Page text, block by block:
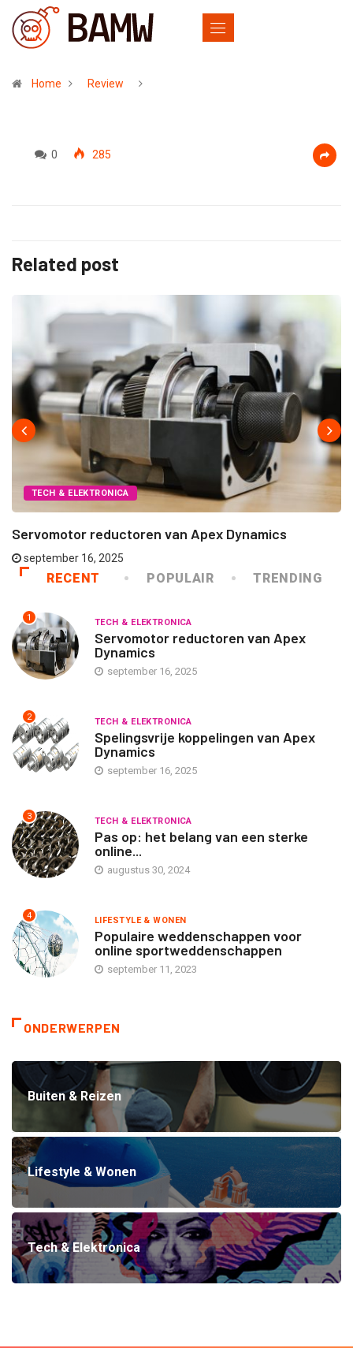
Home Review
0 285
Related post
TECH & ELEKTRONICA
Servomotor reductoren van Apex Dynamics
september 16, 2025
RECENT POPULAIR TRENDING
1 TECH & ELEKTRONICA
Servomotor reductoren van Apex
Dynamics
september 16, 2025
2 TECH & ELEKTRONICA
Spelingsvrije koppelingen van Apex
Dynamics
september 16, 2025
3 TECH & ELEKTRONICA
Pas op: het belang van een sterke
online...
augustus 30, 2024
4 LIFESTYLE & WONEN
Populaire weddenschappen voor
online sportweddenschappen
september 11, 2023
ONDERWERPEN
Buiten & Reizen
Lifestyle & Wonen
Tech & Elektronica